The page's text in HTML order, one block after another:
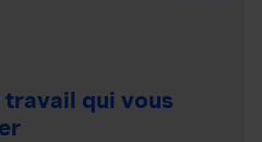
qui vous